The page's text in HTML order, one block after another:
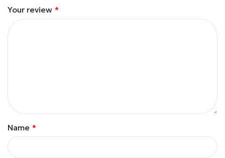
Your review *
Name *